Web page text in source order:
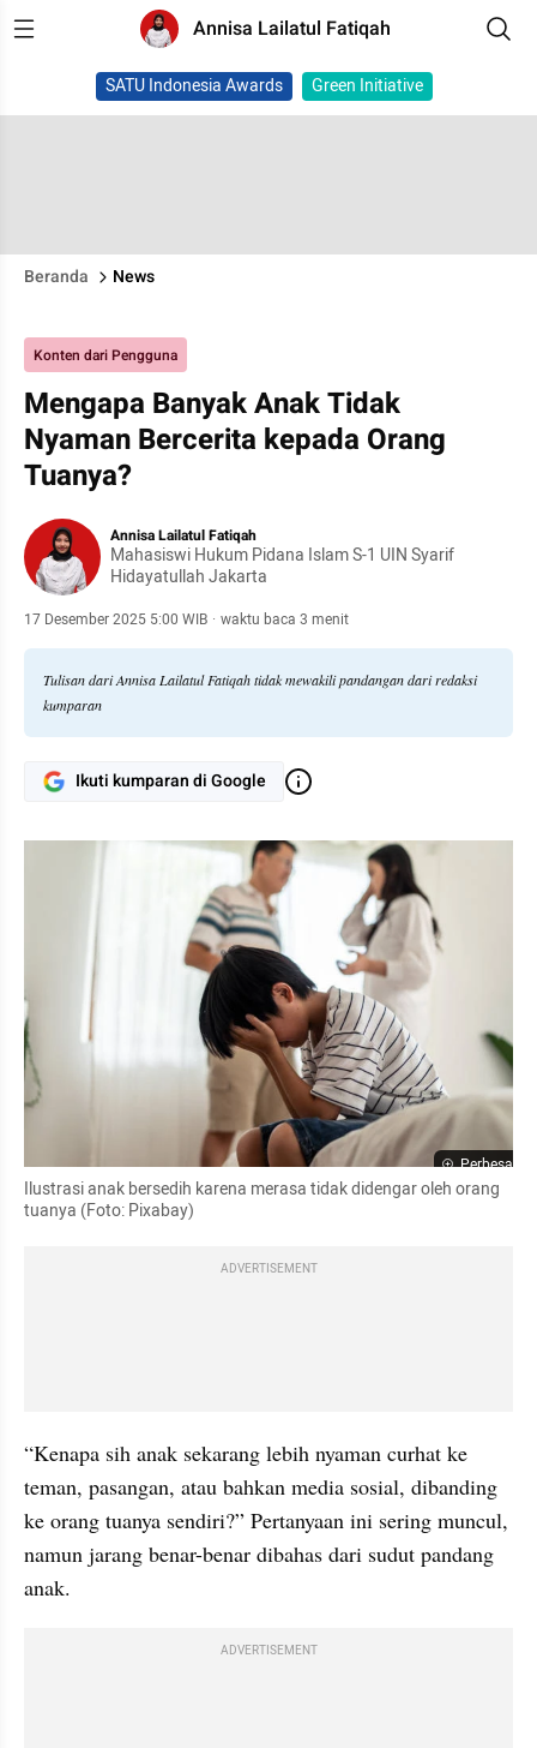
Annisa Lailatul Fatiqah
SATU Indonesia Awards Green Initiative
Beranda News
Konten dari Pengguna
Mengapa Banyak Anak Tidak
Nyaman Bercerita kepada Orang
Tuanya?
Annisa Lailatul Fatiqah
Mahasiswi Hukum Pidana Islam S-1 UIN Syarif
Hidayatullah Jakarta
17 Desember 2025 5:00 WIB · waktu baca 3 menit
Tulisan dari Annisa Lailatul Fatiqah tidak mewakili pandangan dari redaksi
kumparan
Ikuti kumparan di Google
Perbesar
Ilustrasi anak bersedih karena merasa tidak didengar oleh orang
tuanya (Foto: Pixabay)
ADVERTISEMENT
“Kenapa sih anak sekarang lebih nyaman curhat ke
teman, pasangan, atau bahkan media sosial, dibanding
ke orang tuanya sendiri?” Pertanyaan ini sering muncul,
namun jarang benar-benar dibahas dari sudut pandang
anak.
ADVERTISEMENT